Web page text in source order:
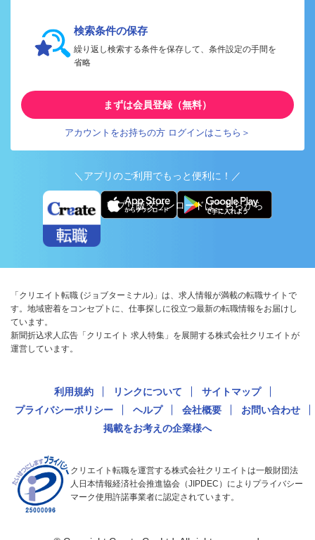
検索条件の保存
繰り返し検索する条件を保存して、条件設定の手間を
省略
まずは会員登録（無料）
アカウントをお持ちの方 ログインはこちら＞
＼アプリのご利用でもっと便利に！／
アプリ版ダウンロードはこちらから
「クリエイト転職 (ジョブターミナル)」は、求人情報が満載の転職サイトで
す。地域密着をコンセプトに、仕事探しに役立つ最新の転職情報をお届けし
ています。
新聞折込求人広告「クリエイト 求人特集」を展開する株式会社クリエイトが
運営しています。
利用規約 リンクについて
サイトマップ
プライバシーポリシー
ヘルプ 会社概要
お問い合わせ
掲載をお考えの企業様へ
クリエイト転職を運営する株式会社クリエイトは一般財団法
人日本情報経済社会推進協会（JIPDEC）によりプライバシー
マーク使用許諾事業者に認定されています。